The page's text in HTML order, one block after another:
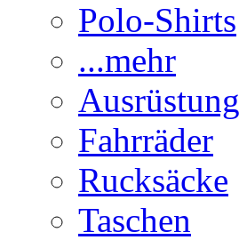
Polo-Shirts
...mehr
Ausrüstung
Fahrräder
Rucksäcke
Taschen